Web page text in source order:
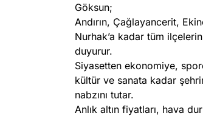
Göksun;
Andırın, Çağlayancerit,
Nurhak’a kadar tüm
duyurur.
Siyasetten ekonomiye,
kültür ve sanata kadar
nabzını tutar.
Anlık altın fiyatları, hava